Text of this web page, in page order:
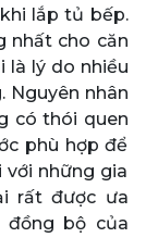
lắp tủ bếp.
nhất cho căn
là lý do nhiều
Nguyên nhân
có thói quen
phù hợp để
với những gia
rất được ưa
đồng bộ của